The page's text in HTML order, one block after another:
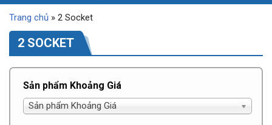
Trang chủ » 2 Socket
2 SOCKET
Sản phẩm Khoảng Giá
Sản phẩm Khoảng Giá